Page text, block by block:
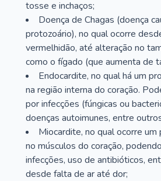
tosse e inchaços;
Doença de Chagas (doença
protozoário), no qual ocorre
vermelhidão, até alteração no
como o fígado (que aumenta de
Endocardite, no qual há um
na região interna do coração.
por infecções (fúngicas ou
doenças autoimunes, entre
Miocardite, no qual ocorre
no músculos do coração,
infecções, uso de antibióticos,
desde falta de ar até dor;